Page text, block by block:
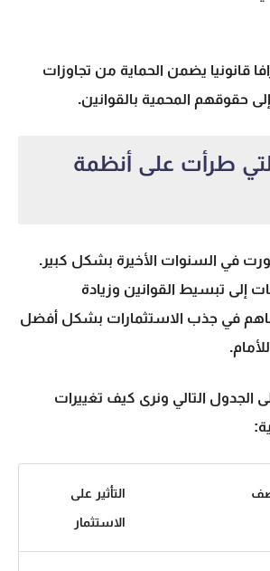
قانونيا يضمن الحماية من تجاوزات
حقوقهم المحمية بالقوانين.
طرأت على أنظمة
في السنوات الأخيرة بشكل كبير.
إلى تبسيط القوانين وزيادة
في جذب الاستثمارات بشكل أفضل
الجدول التالي ونرى كيف تغييرات
التأثير على
الاستثمار